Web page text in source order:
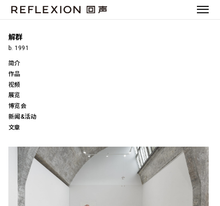
解群
b. 1991
简介
作品
视频
展览
博览会
新闻&活动
文章